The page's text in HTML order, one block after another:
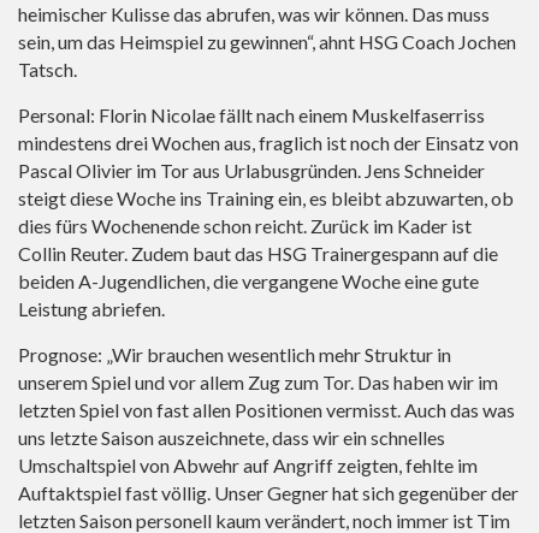
heimischer Kulisse das abrufen, was wir können. Das muss
sein, um das Heimspiel zu gewinnen“, ahnt HSG Coach Jochen
Tatsch.
Personal: Florin Nicolae fällt nach einem Muskelfaserriss
mindestens drei Wochen aus, fraglich ist noch der Einsatz von
Pascal Olivier im Tor aus Urlabusgründen. Jens Schneider
steigt diese Woche ins Training ein, es bleibt abzuwarten, ob
dies fürs Wochenende schon reicht. Zurück im Kader ist
Collin Reuter. Zudem baut das HSG Trainergespann auf die
beiden A-Jugendlichen, die vergangene Woche eine gute
Leistung abriefen.
Prognose: „Wir brauchen wesentlich mehr Struktur in
unserem Spiel und vor allem Zug zum Tor. Das haben wir im
letzten Spiel von fast allen Positionen vermisst. Auch das was
uns letzte Saison auszeichnete, dass wir ein schnelles
Umschaltspiel von Abwehr auf Angriff zeigten, fehlte im
Auftaktspiel fast völlig. Unser Gegner hat sich gegenüber der
letzten Saison personell kaum verändert, noch immer ist Tim